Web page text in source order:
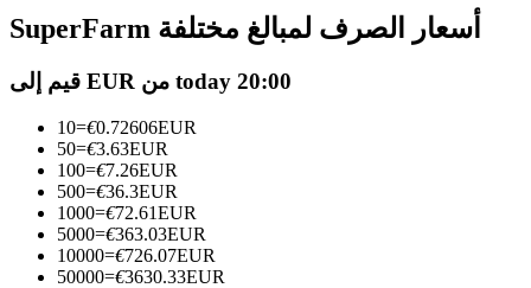
انضم إلى أفضل المتداولين
كن متداول نسخ
SuperFarm أسعار الصرف لمبالغ مختلفة
قيم إلى EUR من today 20:00
10=€0.72606EUR
50=€3.63EUR
100=€7.26EUR
500=€36.3EUR
1000=€72.61EUR
5000=€363.03EUR
10000=€726.07EUR
50000=€3630.33EUR